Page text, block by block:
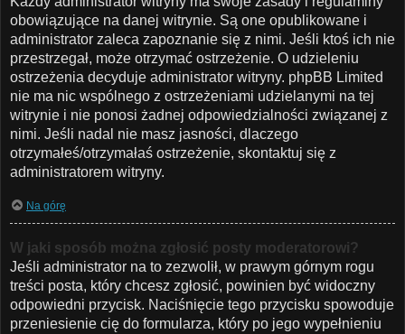
obowiązujące na danej witrynie. Są one opublikowane i
administrator zaleca zapoznanie się z nimi. Jeśli ktoś ich nie
przestrzegał, może otrzymać ostrzeżenie. O udzieleniu
ostrzeżenia decyduje administrator witryny. phpBB Limited
nie ma nic wspólnego z ostrzeżeniami udzielanymi na tej
witrynie i nie ponosi żadnej odpowiedzialności związanej z
nimi. Jeśli nadal nie masz jasności, dlaczego
otrzymałeś/otrzymałaś ostrzeżenie, skontaktuj się z
administratorem witryny.
Na górę
W jaki sposób można zgłosić posty moderatorowi?
Jeśli administrator na to zezwolił, w prawym górnym rogu
treści posta, który chcesz zgłosić, powinien być widoczny
odpowiedni przycisk. Naciśnięcie tego przycisku spowoduje
przeniesienie cię do formularza, który po jego wypełnieniu